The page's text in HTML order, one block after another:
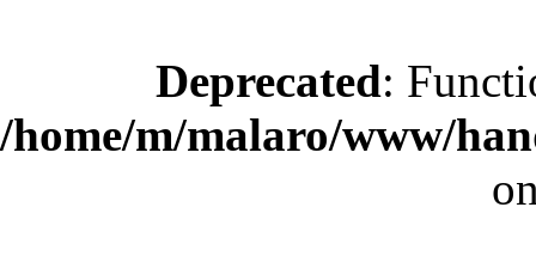
Deprecated:
/home/m/malaro/www/